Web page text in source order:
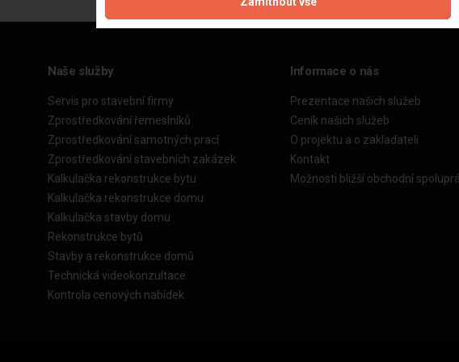
Naše služby
Servis pro stavební firmy
Zprostředkování řemeslníků
Zprostředkování samotných prací
Zprostředkování stavebních zakázek
Kalkulačka rekonstrukce bytu
Kalkulačka rekonstrukce domu
Kalkulačka stavby domu
Rekonstrukce bytů
Stavby a rekonstrukce domů
Technická videokonzultace
Kontrola cenových nabídek
Informace o nás
Prezentace našich služeb
Ceník našich služeb
O projektu a o zakladateli
Kontakt
Možnosti bližší obchodní